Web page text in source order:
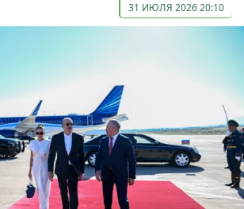
31 ИЮЛЯ 2026 20:10